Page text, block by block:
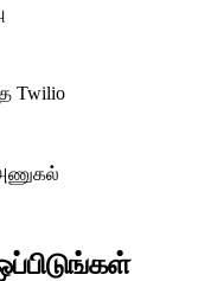
Twilio